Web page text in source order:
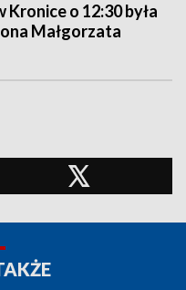
Kronice o 12:30 była
Małgorzata